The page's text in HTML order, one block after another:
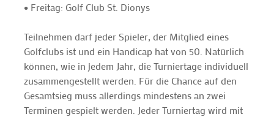
• Freitag: Golf Club St. Dionys
Teilnehmen darf jeder Spieler, der Mitglied eines
Golfclubs ist und ein Handicap hat von 50. Natürlich
können, wie in jedem Jahr, die Turniertage individuell
zusammengestellt werden. Für die Chance auf den
Gesamtsieg muss allerdings mindestens an zwei
Terminen gespielt werden. Jeder Turniertag wird mit